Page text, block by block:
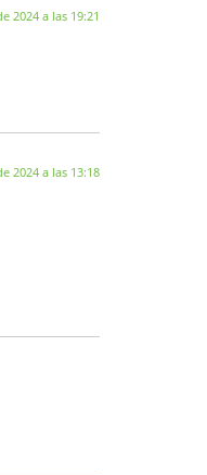
2024 a las 19:21
2024 a las 13:18